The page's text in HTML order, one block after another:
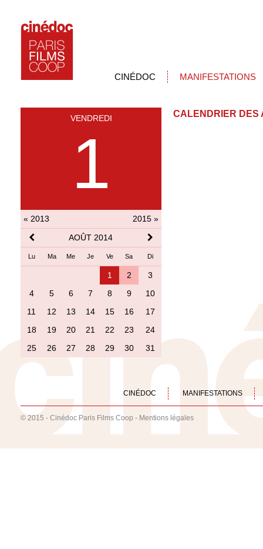
CINÉDOC MANIFESTATIONS
VENDREDI
1
« 2013
2015 »
AOÛT 2014
Lu Ma Me Je Ve Sa Di
1 2
3
4
5 6 7 8 9
10
11
12 13 14 15 16
17
18
19 20 21 22 23
24
25
26 27 28 29 30 31
CALENDRIER DES
CINÉDOC MANIFESTATIONS
© 2015 - Cinédoc Paris Films Coop - Mentions légales